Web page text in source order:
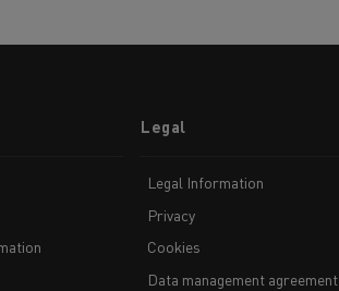
Legal
Legal Information
Privacy
Cookies
Data management agreement